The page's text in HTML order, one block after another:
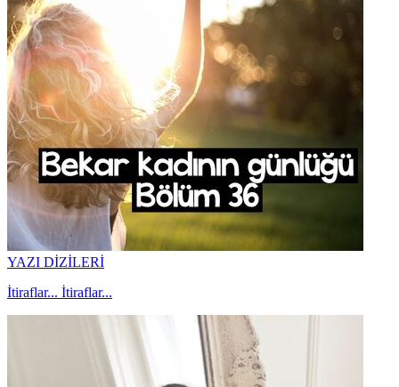
YAZI DİZİLERİ
İtiraflar... İtiraflar...